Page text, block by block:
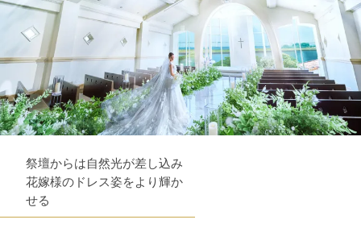
祭壇からは自然光が差し込み
花嫁様のドレス姿をより輝か
せる